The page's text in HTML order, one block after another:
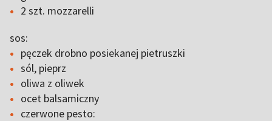
2 szt. mozzarelli
sos:
pęczek drobno posiekanej pietruszki
sól, pieprz
oliwa z oliwek
ocet balsamiczny
czerwone pesto: